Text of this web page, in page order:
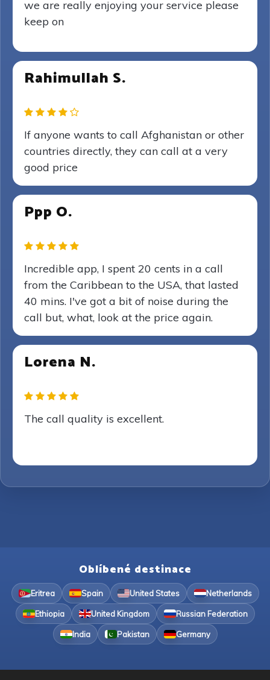
we are really enjoying your service please
keep on
Rahimullah S.
If anyone wants to call Afghanistan or other
countries directly, they can call at a very
good price
Ppp O.
Incredible app, I spent 20 cents in a call
from the Caribbean to the USA, that lasted
40 mins. I've got a bit of noise during the
call but, what, look at the price again.
Lorena N.
The call quality is excellent.
Oblíbené destinace
Eritrea Spain United States Netherlands
Ethiopia United Kingdom Russian Federation
India Pakistan Germany